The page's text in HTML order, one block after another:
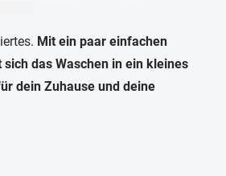
Mit ein paar einfachen
das Waschen in ein kleines
dein Zuhause und deine